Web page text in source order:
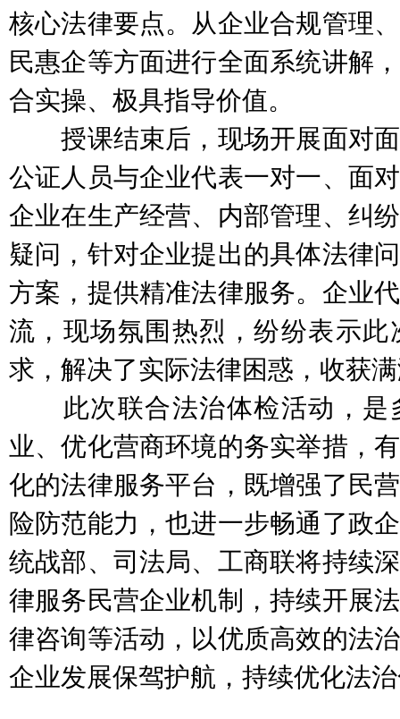
核心法律要点。从企业合规管理
民惠企等方面进行全面系统讲解
合实操、极具指导价值。
授课结束后，现场开展面对面
公证人员与企业代表一对一、面
企业在生产经营、内部管理、纠
疑问，针对企业提出的具体法律
方案，提供精准法律服务。企业
流，现场氛围热烈，纷纷表示
求，解决了实际法律困惑，收获
此次联合法治体检活动，是
业、优化营商环境的务实举措，
化的法律服务平台，既增强了民
险防范能力，也进一步畅通了政
统战部、司法局、工商联将持续
律服务民营企业机制，持续开展
律咨询等活动，以优质高效的法
企业发展保驾护航，持续优化法